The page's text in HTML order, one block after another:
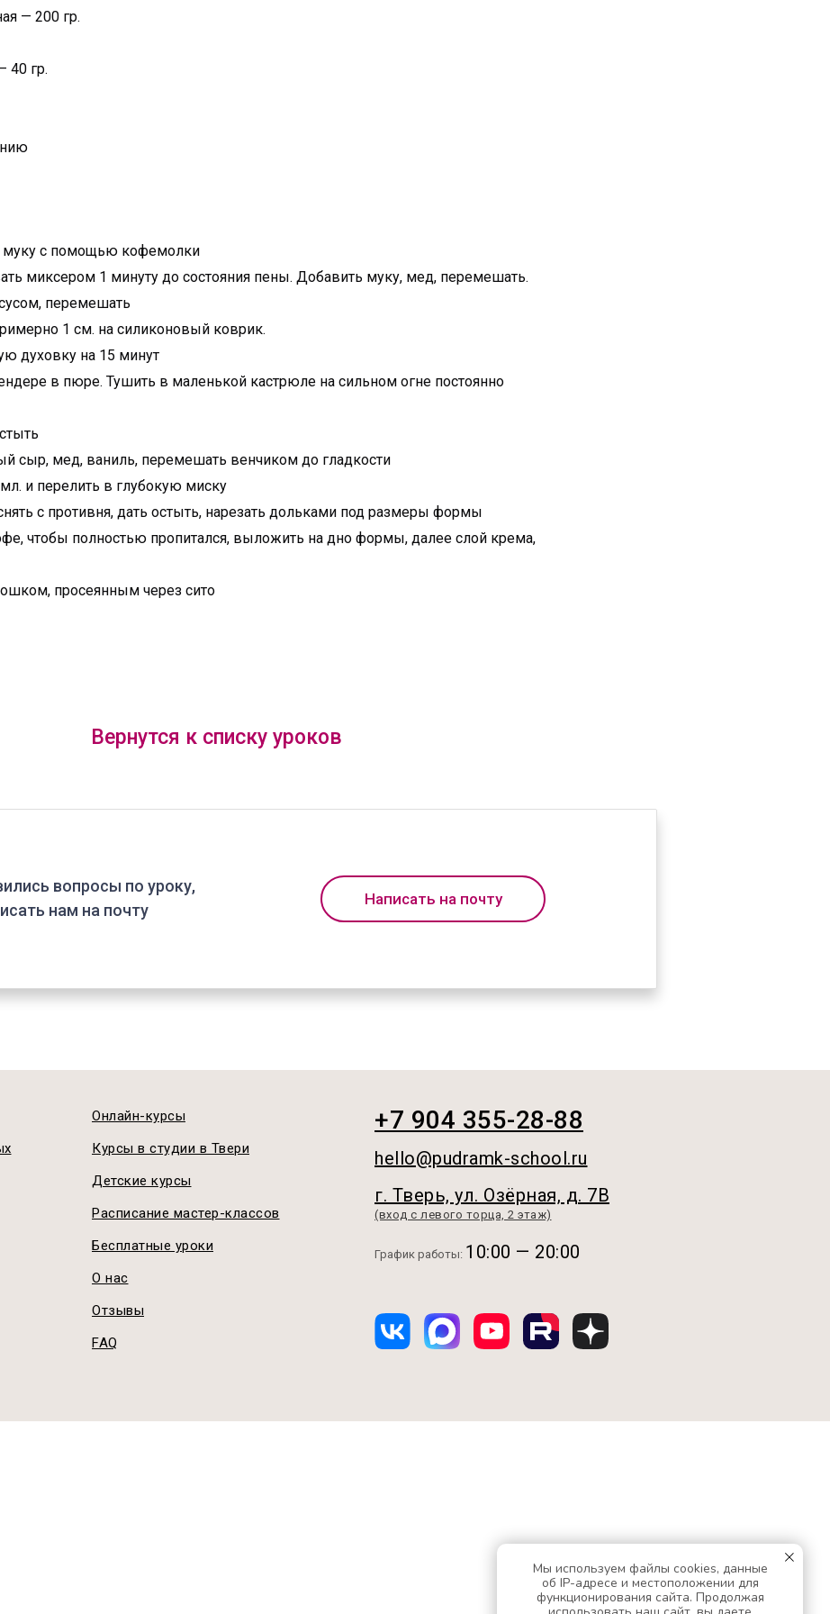
— 200 гр.
40 гр.
муку с помощью кофемолки
миксером 1 минуту до состояния пены. Добавить муку, мед, перемешать.
перемешать
1 см. на силиконовый коврик.
духовку на 15 минут
в пюре. Тушить в маленькой кастрюле на сильном огне постоянно
сыр, мед, ваниль, перемешать венчиком до гладкости
и перелить в глубокую миску
с противня, дать остыть, нарезать дольками под размеры формы
чтобы полностью пропитался, выложить на дно формы, далее слой крема,
просеянным через сито
Вернутся к списку уроков
вопросы по уроку,
нам на почту
Написать на почту
Онлайн-курсы
Курсы в студии в Твери
Отзывы
О нас
Детские курсы
+7 904 355-28-88
г. Тверь, ул. Озёрная, д. 7B
hello@pudramk-school.ru
FAQ
Бесплатные уроки
График работы: 10:00 — 20:00
Расписание мастер-классов (вход с левого торца, 2 этаж)
Мы используем файлы cookies, данные
об IP-адресе и местоположении для
функционирования сайта. Продолжая